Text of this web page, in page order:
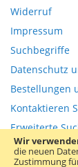
Wir
die neuen
Zustimmung
Widerruf
Impressum
Suchbegriffe
Datenschutz
Bestellungen
Kontaktieren
Erweiterte
Copyright ©